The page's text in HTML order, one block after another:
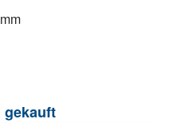
gekauft